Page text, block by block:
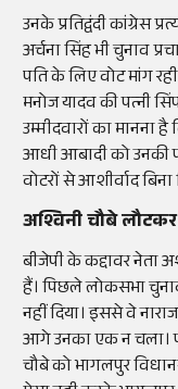
उनके प्रतिद्वंदी कांग्रेस
अर्चना सिंह भी चुनाव
पति के लिए वोट मांग
मनोज यादव की पत्नी
उम्मीदवारों का मानना
आधी आबादी को उनकी
वोटरों से आशीर्वाद
अश्विनी चौबे
बीजेपी के कद्दावर नेता
हैं। पिछले लोकसभा चुनाव
नहीं दिया। इससे वे
आगे उनका एक न चला।
चौबे को भागलपुर